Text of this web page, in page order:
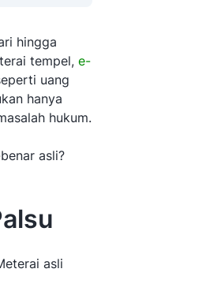
hingga
tempel, e-
uang
hanya
hukum.
asli?
asli